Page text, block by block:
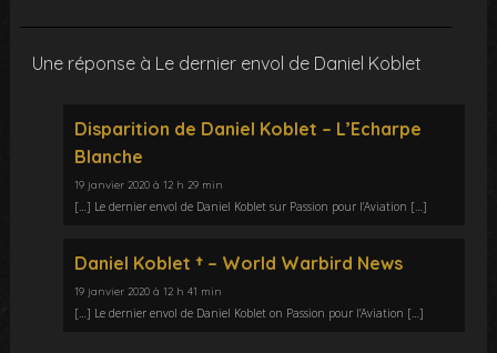
Une réponse à Le dernier envol de Daniel Koblet
Disparition de Daniel Koblet – L’Echarpe
Blanche
19 janvier 2020 à 12 h 29 min
[…] Le dernier envol de Daniel Koblet sur Passion pour l’Aviation […]
Daniel Koblet † – World Warbird News
19 janvier 2020 à 12 h 41 min
[…] Le dernier envol de Daniel Koblet on Passion pour l’Aviation […]